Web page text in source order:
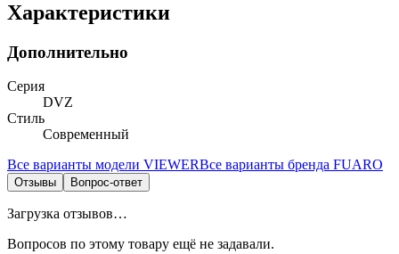
Характеристики
Дополнительно
Серия
DVZ
Стиль
Современный
Все варианты модели VIEWERВсе варианты бренда FUARO
Отзывы Вопрос-ответ
Загрузка отзывов…
Вопросов по этому товару ещё не задавали.